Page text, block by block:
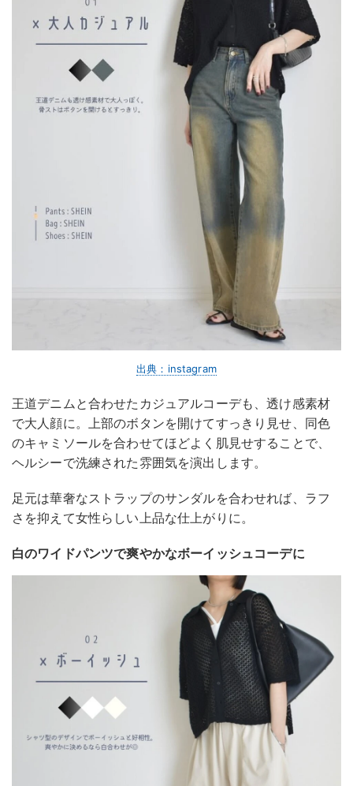
出典：instagram
王道デニムと合わせたカジュアルコーデも、透け感素材
で大人顔に。上部のボタンを開けてすっきり見せ、同色
のキャミソールを合わせてほどよく肌見せすることで、
ヘルシーで洗練された雰囲気を演出します。
足元は華奢なストラップのサンダルを合わせれば、ラフ
さを抑えて女性らしい上品な仕上がりに。
白のワイドパンツで爽やかなボーイッシュコーデに